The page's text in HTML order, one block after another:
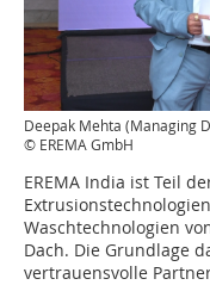
Deepak Mehta (Managing
© EREMA GmbH
EREMA India ist Teil
Waschtechnologien
Dach. Die Grundlage
vertrauensvolle